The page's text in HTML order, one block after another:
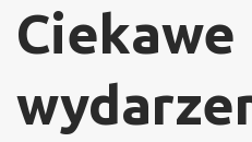
Ciekawe